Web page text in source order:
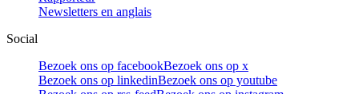
Newsletters en anglais
Social
Bezoek ons op facebookBezoek ons op x
Bezoek ons op linkedinBezoek ons op youtube